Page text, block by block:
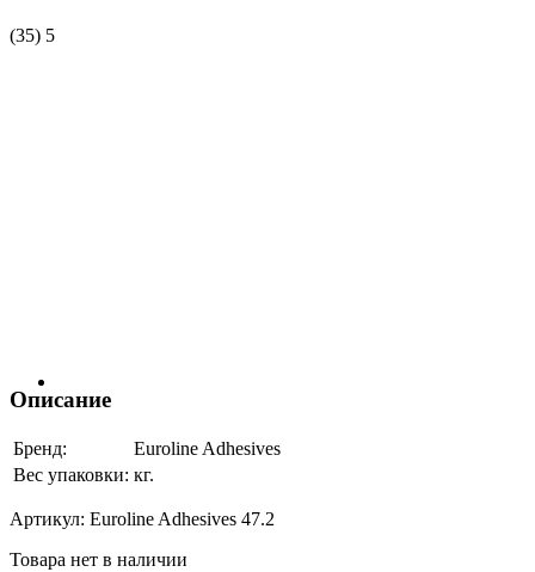
(35) 5
Описание
Бренд:
Euroline Adhesives
Вес упаковки: кг.
Артикул: Euroline Adhesives 47.2
Товара нет в наличии